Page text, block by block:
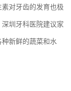
对牙齿的发育也极
圳牙科医院‍建议家
新鲜的蔬菜和水